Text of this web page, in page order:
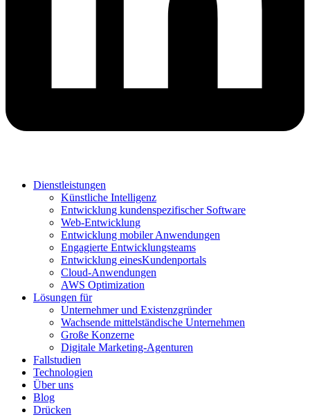
Dienstleistungen
Künstliche Intelligenz
Entwicklung kundenspezifischer Software
Web-Entwicklung
Entwicklung mobiler Anwendungen
Engagierte Entwicklungsteams
Entwicklung einesKundenportals
Cloud-Anwendungen
AWS Optimization
Lösungen für
Unternehmer und Existenzgründer
Wachsende mittelständische Unternehmen
Große Konzerne
Digitale Marketing-Agenturen
Fallstudien
Technologien
Über uns
Blog
Drücken